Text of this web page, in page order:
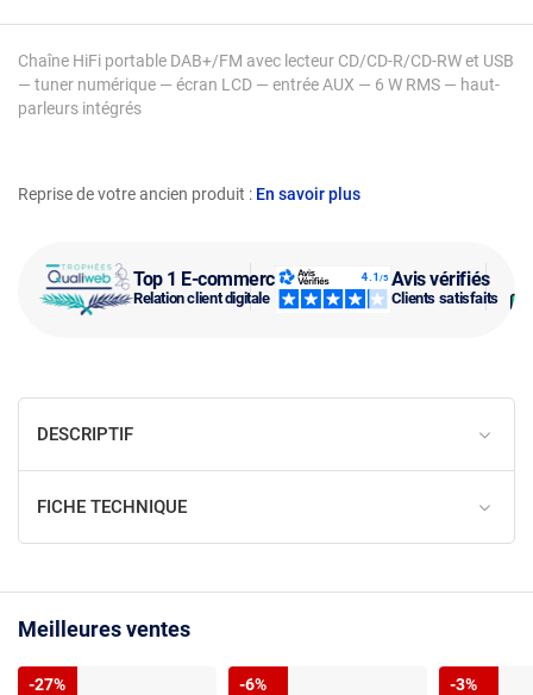
Top 1 E-commerce
Relation client digitale
Avis vérifiés
Clients satisfaits
Reprise de votre ancien produit : En savoir plus
Chaîne HiFi portable DAB+/FM avec lecteur CD/CD-R/CD-RW et USB
— tuner numérique — écran LCD — entrée AUX — 6 W RMS — haut-
parleurs intégrés
DESCRIPTIF
FICHE TECHNIQUE
Meilleures ventes
-27% -6% -3%